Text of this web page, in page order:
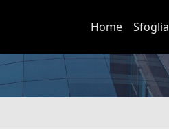
Home Sfoglia